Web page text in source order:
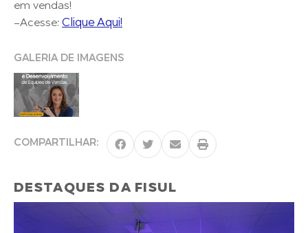
em vendas!
-Acesse: Clique Aqui!
GALERIA DE IMAGENS
COMPARTILHAR:
DESTAQUES DA FISUL